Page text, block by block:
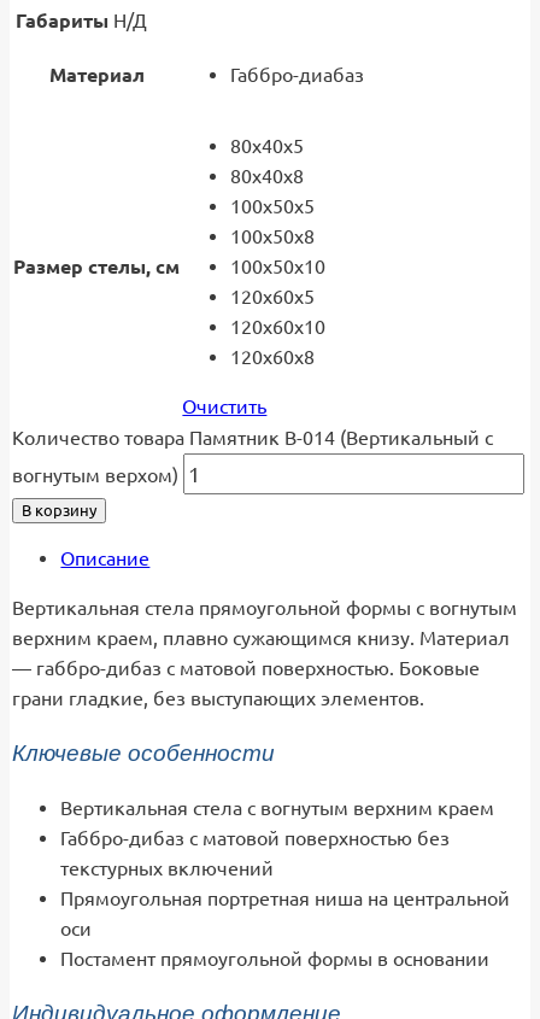
Габариты Н/Д
Материал Габбро-диабаз
Размер стелы, см
80x40x5
80x40x8
100x50x5
100x50x8
100x50x10
120x60x5
120x60x10
120x60x8
Очистить
Количество товара Памятник В-014 (Вертикальный с
вогнутым верхом)
В корзину
Описание
Вертикальная стела прямоугольной формы с вогнутым
верхним краем, плавно сужающимся книзу. Материал
— габбро-дибаз с матовой поверхностью. Боковые
грани гладкие, без выступающих элементов.
Ключевые особенности
Вертикальная стела с вогнутым верхним краем
Габбро-дибаз с матовой поверхностью без
текстурных включений
Прямоугольная портретная ниша на центральной
оси
Постамент прямоугольной формы в основании
Индивидуальное оформление